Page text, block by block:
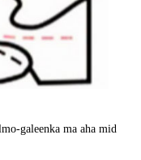
galeenka ma aha mid